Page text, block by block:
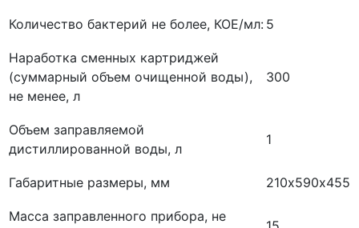
Количество бактерий не более, КОЕ/мл: 5
Наработка сменных картриджей
(суммарный объем очищенной воды),
не менее, л
300
Объем заправляемой
дистиллированной воды, л
1
Габаритные размеры, мм 210х590х455
Масса заправленного прибора, не